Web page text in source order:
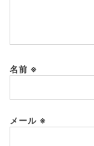
名前 ※
メール ※